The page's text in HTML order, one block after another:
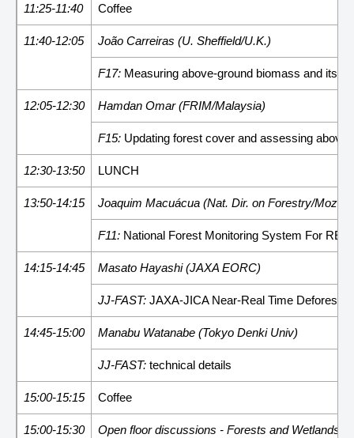
11:25-11:40 Coffee
11:40-12:05 João Carreiras (U. Sheffield/U.K.)
F17: Measuring above-ground biomass and its
12:05-12:30 Hamdan Omar (FRIM/Malaysia)
F15: Updating forest cover and assessing
12:30-13:50 LUNCH
13:50-14:15 Joaquim Macuácua (Nat. Dir. on Forestry/
F11: National Forest Monitoring System For
14:15-14:45 Masato Hayashi (JAXA EORC)
JJ-FAST: JAXA-JICA Near-Real Time
14:45-15:00 Manabu Watanabe (Tokyo Denki Univ)
JJ-FAST: technical details
15:00-15:15 Coffee
15:00-15:30 Open floor discussions - Forests and Wetlands